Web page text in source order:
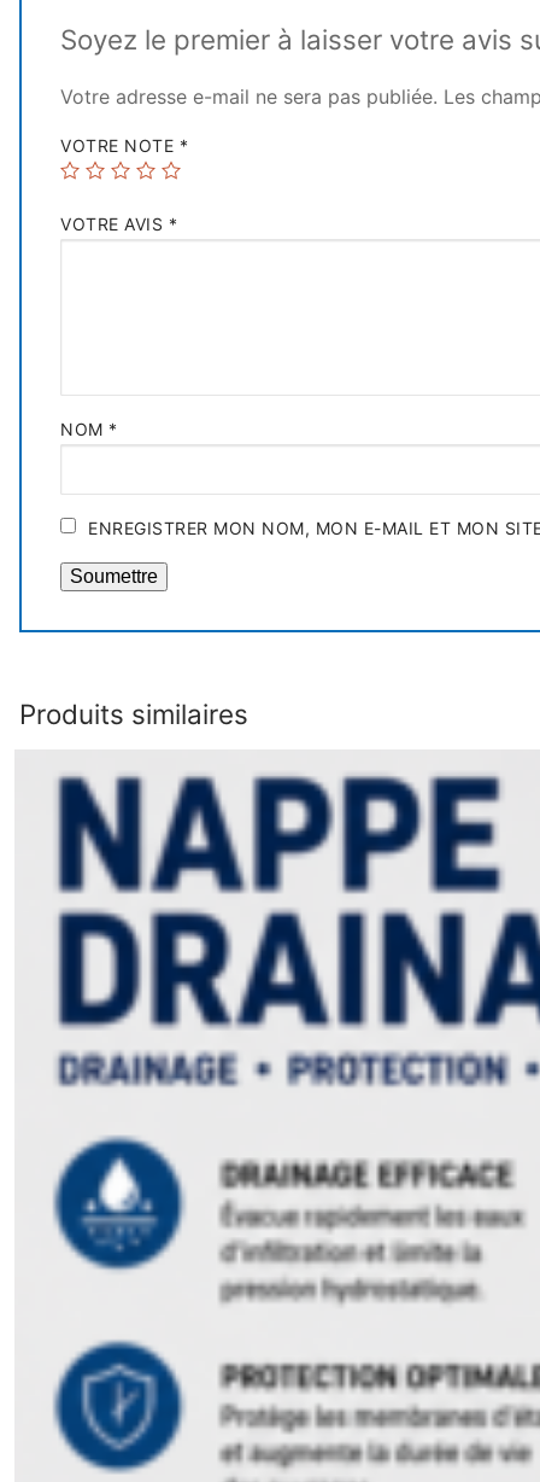
Soyez le premier à laisser votre avis
Votre adresse e-mail ne sera pas publiée. Les
VOTRE NOTE *
VOTRE AVIS *
NOM *
ENREGISTRER MON NOM, MON E-MAIL ET MON
Produits similaires